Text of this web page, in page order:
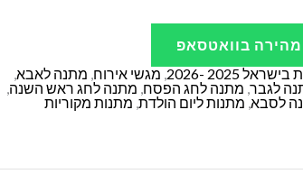
בוואטסאפ
2025 -2026
, מגשי אירוח, מתנה לאבא,
לגבר, מתנה לחג הפסח, מתנה לחג ראש השנה,
לסבא, מתנות ליום הולדת, מתנות מקוריות